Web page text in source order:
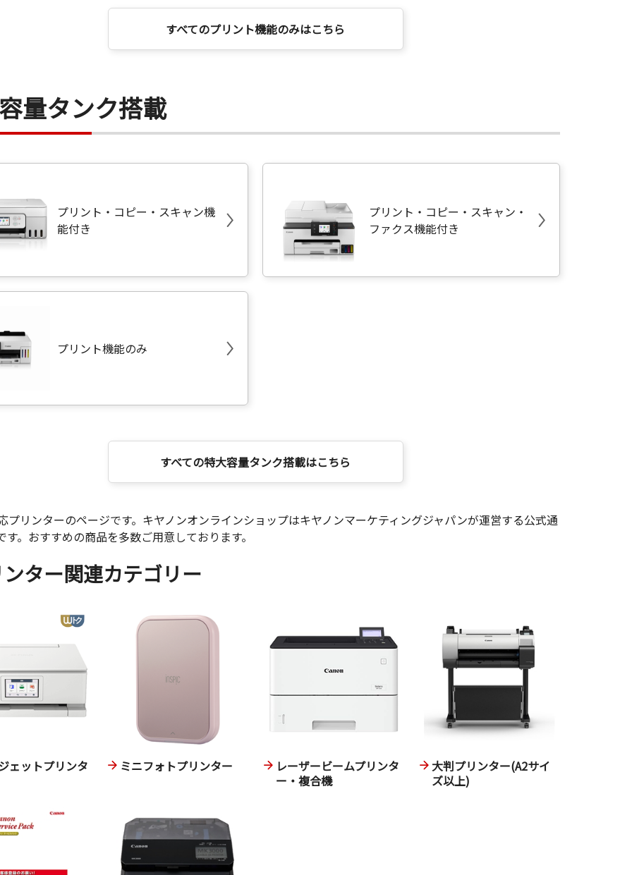
すべてのプリント機能のみはこちら
量タンク搭載
プリント・コピー・スキャン機
能付き
プリント・コピー・スキャン・
ファクス機能付き
プリント機能のみ
すべての特大容量タンク搭載はこちら
プリンターのページです。キヤノンオンラインショップはキヤノンマーケティングジャパンが運営する公式通
す。おすすめの商品を多数ご用意しております。
ター関連カテゴリー
ェットプリンタ ミニフォトプリンター
レーザービームプリンタ
ー・複合機
大判プリンター(A2サイ
ズ以上)